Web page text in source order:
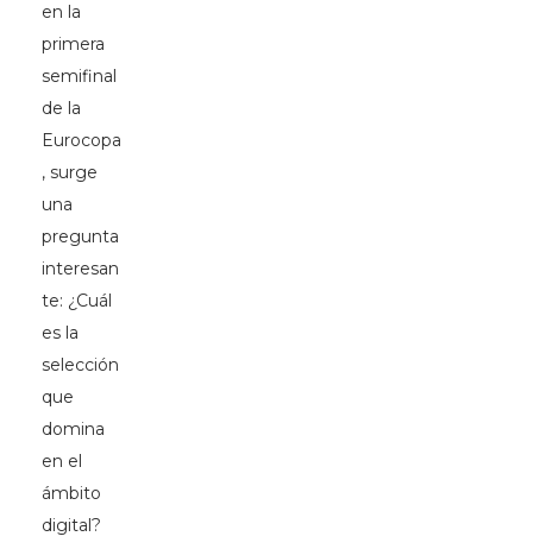
en la
primera
semifinal
de la
Eurocopa
, surge
una
pregunta
interesan
te: ¿Cuál
es la
selección
que
domina
en el
ámbito
digital?